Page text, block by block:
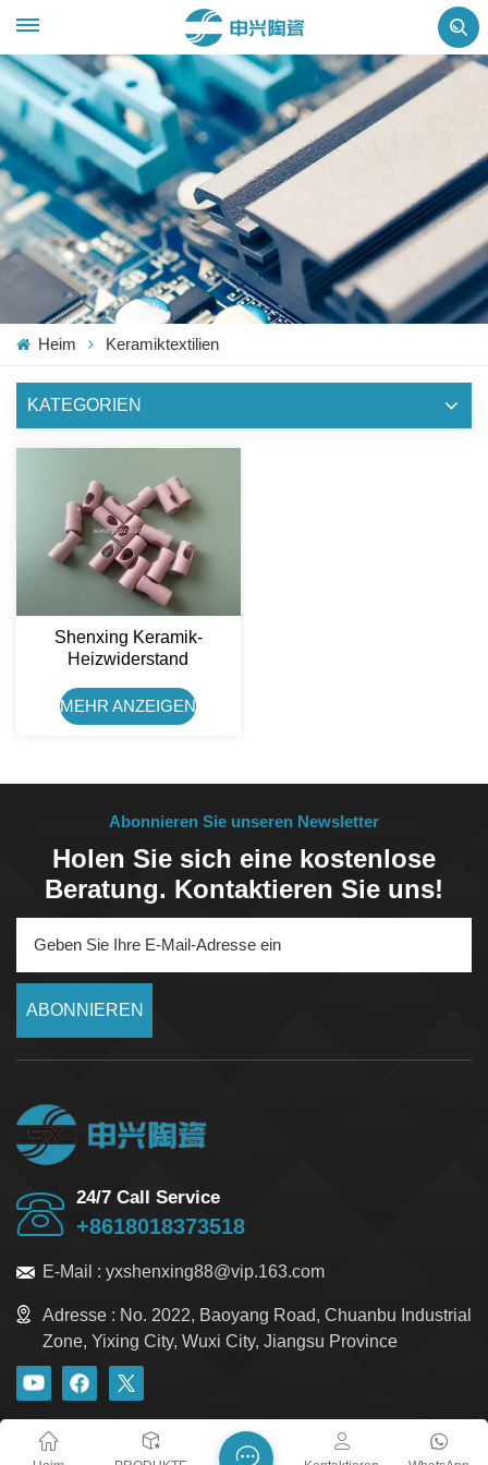
Heim Keramiktextilien
KATEGORIEN
Shenxing Keramik-
Heizwiderstand
Aluminiumoxid-Keramik-
Führungsauge
MEHR ANZEIGEN
Abonnieren Sie unseren Newsletter
Holen Sie sich eine kostenlose
Beratung. Kontaktieren Sie uns!
ABONNIEREN
24/7 Call Service
+8618018373518
E-Mail : yxshenxing88@vip.163.com
Adresse : No. 2022, Baoyang Road, Chuanbu Industrial
Zone, Yixing City, Wuxi City, Jiangsu Province
Xml Datenschutzrichtlinie Sitemap